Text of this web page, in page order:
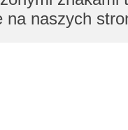
na naszych